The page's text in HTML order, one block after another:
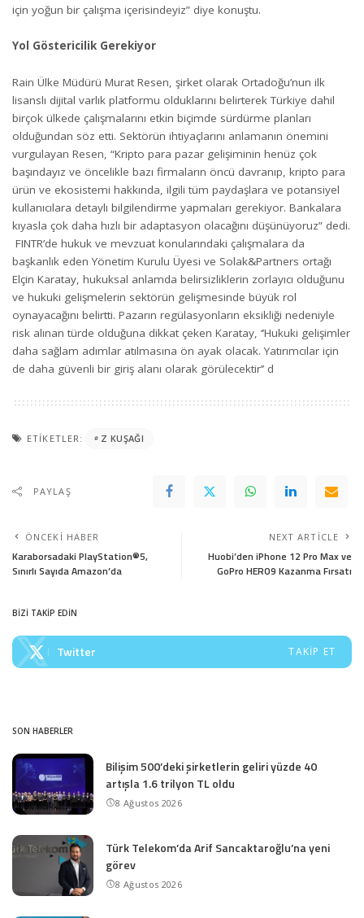
için yoğun bir çalışma içerisindeyiz” diye konuştu.
Yol Göstericilik Gerekiyor
Rain Ülke Müdürü Murat Resen, şirket olarak Ortadoğu’nun ilk
lisanslı dijital varlık platformu olduklarını belirterek Türkiye dahil
birçok ülkede çalışmalarını etkin biçimde sürdürme planları
olduğundan söz etti. Sektörün ihtiyaçlarını anlamanın önemini
vurgulayan Resen, “Kripto para pazar gelişiminin henüz çok
başındayız ve öncelikle bazı firmaların öncü davranıp, kripto para
ürün ve ekosistemi hakkında, ilgili tüm paydaşlara ve potansiyel
kullanıcılara detaylı bilgilendirme yapmaları gerekiyor. Bankalara
kıyasla çok daha hızlı bir adaptasyon olacağını düşünüyoruz” dedi.
FINTR’de hukuk ve mevzuat konularındaki çalışmalara da
başkanlık eden Yönetim Kurulu Üyesi ve Solak&Partners ortağı
Elçin Karatay, hukuksal anlamda belirsizliklerin zorlayıcı olduğunu
ve hukuki gelişmelerin sektörün gelişmesinde büyük rol
oynayacağını belirtti. Pazarın regülasyonların eksikliği nedeniyle
risk alınan türde olduğuna dikkat çeken Karatay, ‘’Hukuki gelişimler
daha sağlam adımlar atılmasına ön ayak olacak. Yatırımcılar için
de daha güvenli bir giriş alanı olarak görülecektir’’ d
ETIKETLER: Z KUŞAĞI
PAYLAŞ
ÖNCEKI HABER
Karaborsadaki PlayStation®5,
Sınırlı Sayıda Amazon’da
NEXT ARTICLE
Huobi’den iPhone 12 Pro Max ve
GoPro HERO9 Kazanma Fırsatı
BİZİ TAKİP EDİN
Twitter TAKIP ET
SON HABERLER
Bilişim 500’deki şirketlerin geliri yüzde 40
artışla 1.6 trilyon TL oldu
8 Ağustos 2026
Türk Telekom’da Arif Sancaktaroğlu’na yeni
görev
8 Ağustos 2026